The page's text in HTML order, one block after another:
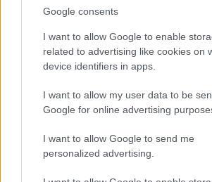
Google consents
I want to allow Google to enable
related to advertising like cookies on
device identifiers in apps.
I want to allow my user data to be
Google for online advertising
I want to allow Google to send me
personalized advertising.